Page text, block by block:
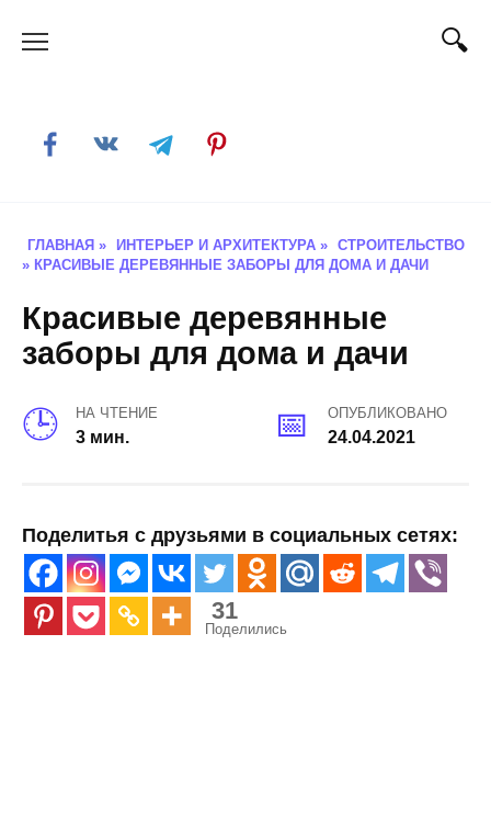
ГЛАВНАЯ » ИНТЕРЬЕР И АРХИТЕКТУРА »
СТРОИТЕЛЬСТВО
» КРАСИВЫЕ ДЕРЕВЯННЫЕ ЗАБОРЫ ДЛЯ ДОМА И ДАЧИ
Красивые деревянные
заборы для дома и дачи
НА ЧТЕНИЕ
3 мин.
ОПУБЛИКОВАНО
24.04.2021
Поделитья с друзьями в социальных сетях:
31
Поделились